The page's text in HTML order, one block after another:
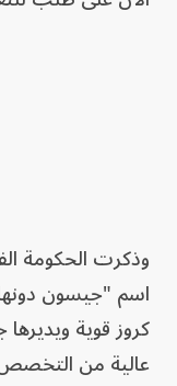
وذكرت الحكومة
اسم "جيسون
كروز قوية
عالية من